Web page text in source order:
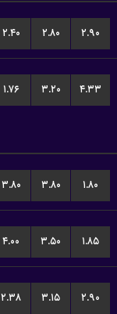
۲.۴۰ ۲.۸۰ ۲.۹۰
۱.۷۶ ۳.۲۰ ۴.۳۳
۳.۸۰ ۳.۸۰ ۱.۸۰
۴.۰۰ ۳.۵۰ ۱.۸۵
۲.۳۸ ۳.۱۵ ۲.۹۰